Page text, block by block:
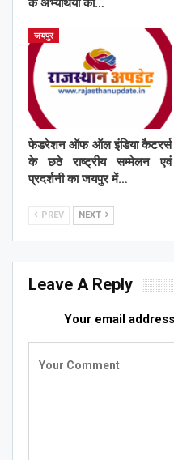
के अभ्यर्थियों का…
जयपुर
फेडरेशन ऑफ ऑल इंडिया कैटरर्स
के छठे राष्ट्रीय सम्मेलन एवं
प्रदर्शनी का जयपुर में…
PREV NEXT
Leave A Reply
Your email